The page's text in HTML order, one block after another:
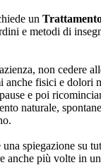
un
e metodi di
non cedere
anche fisici e dolori
e poi
naturale,
spiegazione su
anche più volte in